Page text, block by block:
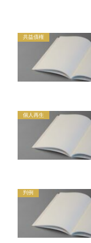
共益債権
個人再生
判例